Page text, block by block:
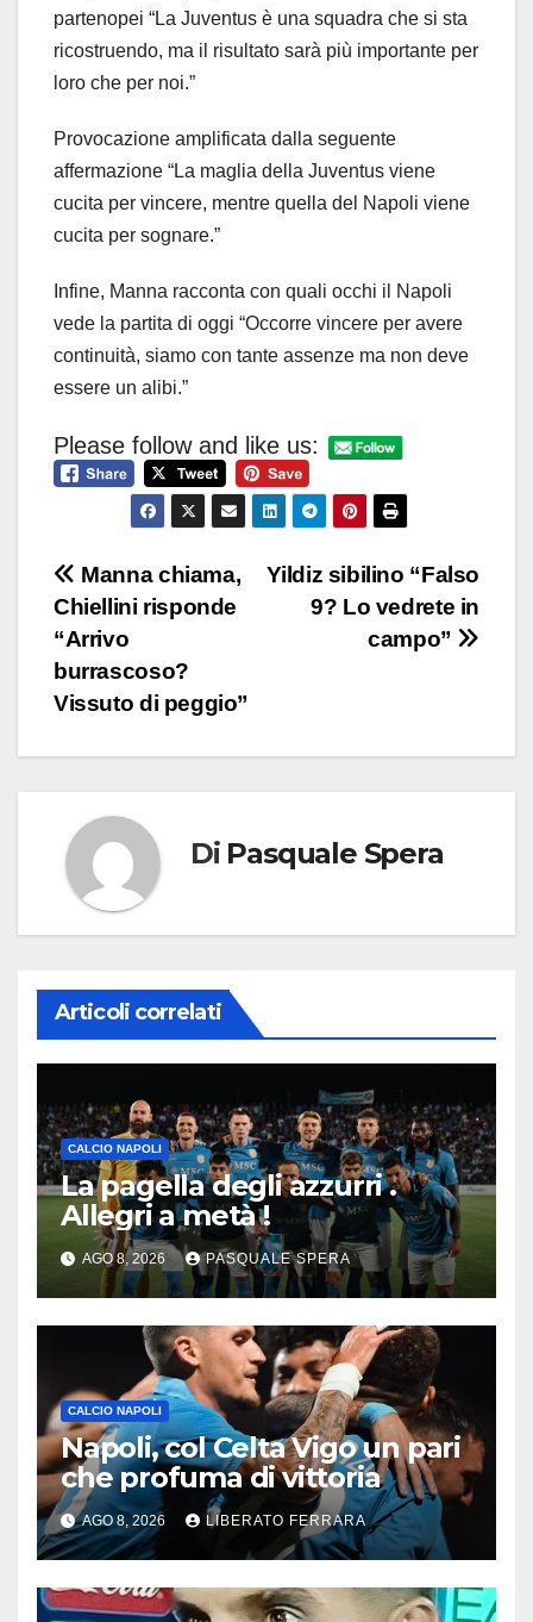
partenopei “La Juventus è una squadra che si sta
ricostruendo, ma il risultato sarà più importante per
loro che per noi.”
Provocazione amplificata dalla seguente
affermazione “La maglia della Juventus viene
cucita per vincere, mentre quella del Napoli viene
cucita per sognare.”
Infine, Manna racconta con quali occhi il Napoli
vede la partita di oggi “Occorre vincere per avere
continuità, siamo con tante assenze ma non deve
essere un alibi.”
Please follow and like us:
Navigazione
articoli
Yildiz sibilino “Falso
9? Lo vedrete in
campo”
Manna chiama,
Chiellini risponde
“Arrivo
burrascoso?
Vissuto di peggio”
Di Pasquale Spera
Articoli correlati
CALCIO NAPOLI
La pagella degli azzurri .
Allegri a metà !
AGO 8, 2026 PASQUALE SPERA
CALCIO NAPOLI
Napoli, col Celta Vigo un pari
che profuma di vittoria
AGO 8, 2026 LIBERATO FERRARA